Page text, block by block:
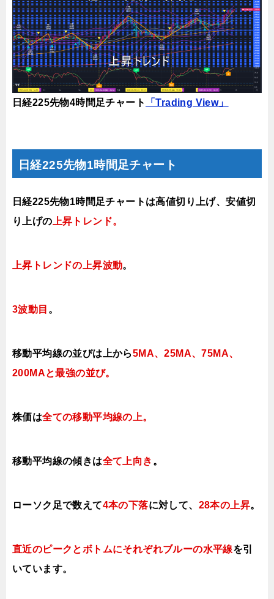
日経225先物4時間足チャート 「Trading View」
日経225先物1時間足チャート
日経225先物1時間足チャートは高値切り上げ、安値切
り上げの 上昇トレンド。
上昇トレンドの上昇波動。
3波動目 。
移動平均線の並びは上から5MA、25MA、75MA、
200MAと最強の並び。
株価は全ての移動平均線の上。
移動平均線の傾きは全て上向き 。
ローソク足で数えて4本の下落に対して、 28本の上昇。
直近のピークとボトムにそれぞれブルーの水平線を引
いています。